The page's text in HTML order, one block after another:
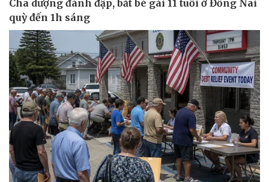
Pháp luật
Vụ án
Quân sự - Quốc phòng
Vũ khí